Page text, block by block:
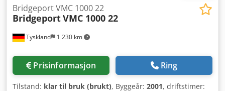
Tyskland 1 230 km
Bridgeport VMC 1000 22
BridgeportVMC 1000 22
Prisinformasjon Ring
Tilstand: klar til bruk (brukt), Byggeår: 2001, driftstimer: